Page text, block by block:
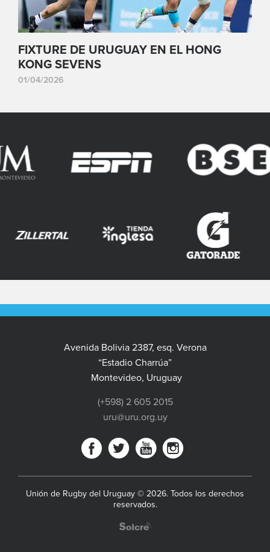
FIXTURE DE URUGUAY EN EL HONG
KONG SEVENS
01/04/2026
Avenida Bolivia 2387, esq. Verona
“Estadio Charrúa”
Montevideo, Uruguay
(+598) 2 605 2015
uru@uru.org.uy
Unión de Rugby del Uruguay © 2026. Todos los derechos
reservados.